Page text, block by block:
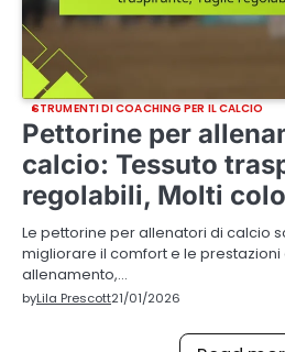
STRUMENTI DI COACHING PER IL CALCIO
Pettorine per
calcio: Tessuto
regolabili, Molti
Le pettorine per allenatori di calcio
migliorare il comfort e le prestazioni
allenamento,…
byLila Prescott21/01/2026